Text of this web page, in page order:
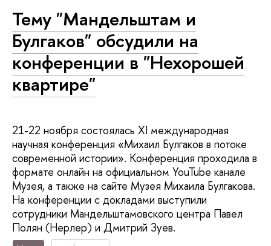
Тему "Мандельштам и
Булгаков" обсудили на
конференции в "Нехорошей
квартире"
21-22 ноября состоялась XI международная
научная конференция «Михаил Булгаков в потоке
современной истории». Конференция проходила в
формате онлайн на официальном YouTube канале
Музея, а также на сайте Музея Михаила Булгакова.
На конференции с докладами выступили
сотрудники Мандельштамовского центра Павел
Полян (Нерлер) и Дмитрий Зуев.